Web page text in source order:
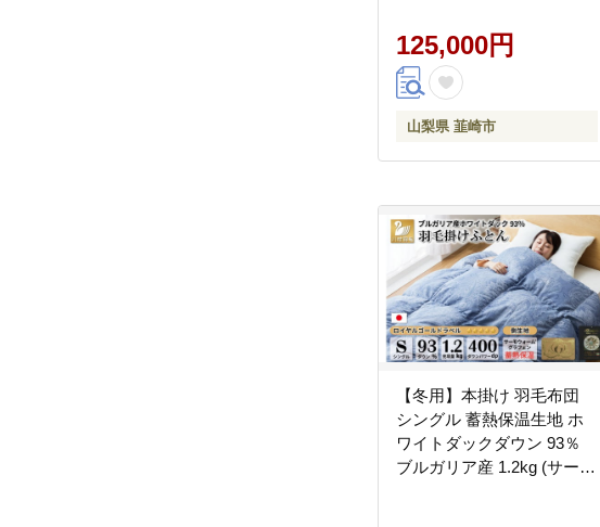
ドリー ブルガリア産 掛け
布団 ダウンかけ布団 ふと
ん 羽毛ふとん 本掛け布団 5
ル
125,000円
山梨県 韮崎市
【冬用】本掛け 羽毛布団
シングル 蓄熱保温生地 ホ
ワイトダックダウン 93％
ブルガリア産 1.2kg (サーモ